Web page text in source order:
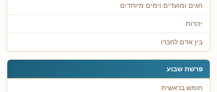
חגים ומועדים וימים מיוחדים
יהדות
בין אדם לחברו
פרשת שבוע
חומש בראשית